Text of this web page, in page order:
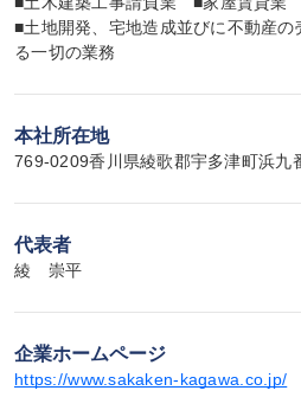
■土地開発、宅地造成並びに不動産
る一切の業務
本社所在地
769-0209香川県綾歌郡宇多津町浜九
代表者
綾　崇平
企業ホームページ
https://www.sakaken-kagawa.co.jp/